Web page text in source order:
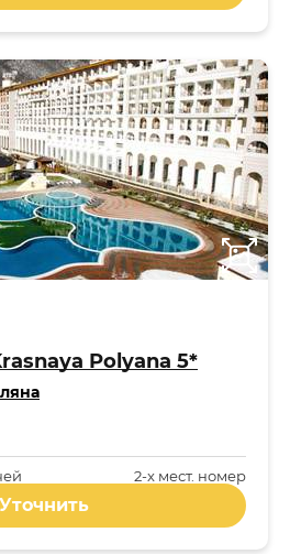
Polyana 5*
2-x мест. номер
Уточнить